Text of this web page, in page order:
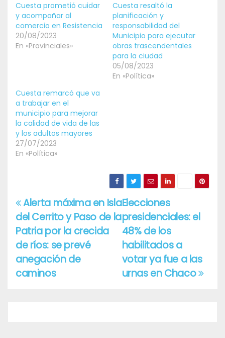
Cuesta prometió cuidar
y acompañar al
comercio en Resistencia
20/08/2023
En «Provinciales»
Cuesta resaltó la
planificación y
responsabilidad del
Municipio para ejecutar
obras trascendentales
para la ciudad
05/08/2023
En «Política»
Cuesta remarcó que va
a trabajar en el
municipio para mejorar
la calidad de vida de las
y los adultos mayores
27/07/2023
En «Política»
Navegación
de
entradas
Elecciones
presidenciales: el
48% de los
habilitados a
votar ya fue a las
urnas en Chaco
Alerta máxima en Isla
del Cerrito y Paso de la
Patria por la crecida
de ríos: se prevé
anegación de
caminos